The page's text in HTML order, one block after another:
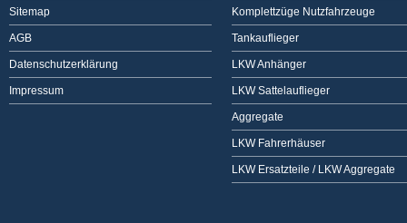
Sitemap
AGB
Datenschutzerklärung
Impressum
Komplettzüge Nutzfahrzeuge
Tankauflieger
LKW Anhänger
LKW Sattelauflieger
Aggregate
LKW Fahrerhäuser
LKW Ersatzteile / LKW Aggregate